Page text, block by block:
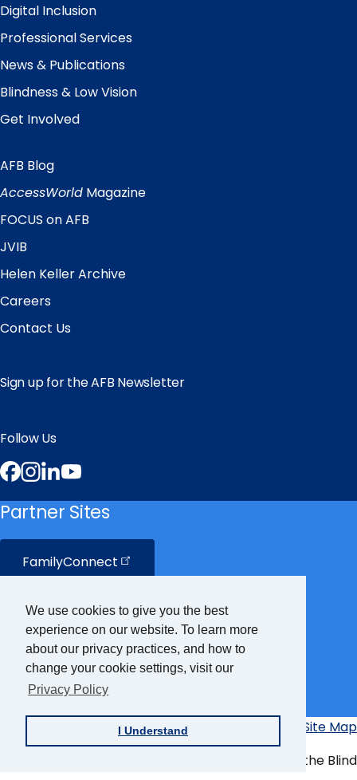
We use cookies to give you the best
experience on our website. To learn more
about our privacy practices, and how to
change your cookie settings, visit our
Privacy Policy
I Understand
Digital Inclusion
Professional Services
News & Publications
Blindness & Low Vision
Get Involved
Quick
Links
AFB Blog
AccessWorld Magazine
FOCUS on AFB
JVIB
Helen Keller Archive
Careers
Contact Us
Sign up for the AFB Newsletter
Follow Us
Facebook
Instagram
LinkedIn
Partner Sites
FamilyConnect
CareerConnect
VisionAware
BrailleBug
Additional
Links
Privacy PolicyAccessibility Policy
Site Map
© Copyright 2026 American Foundation for the Blind